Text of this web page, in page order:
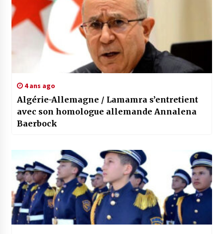
4 ans ago
Algérie-Allemagne / Lamamra s’entretient
avec son homologue allemande Annalena